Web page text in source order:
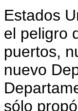
Estados
el peligro
puertos,
nuevo
sólo